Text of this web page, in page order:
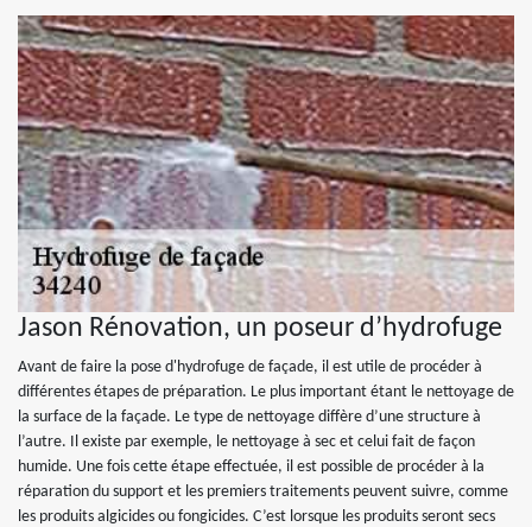
Jason Rénovation, un poseur d’hydrofuge
Avant de faire la pose d'hydrofuge de façade, il est utile de procéder à
différentes étapes de préparation. Le plus important étant le nettoyage de
la surface de la façade. Le type de nettoyage diffère d’une structure à
l’autre. Il existe par exemple, le nettoyage à sec et celui fait de façon
humide. Une fois cette étape effectuée, il est possible de procéder à la
réparation du support et les premiers traitements peuvent suivre, comme
les produits algicides ou fongicides. C’est lorsque les produits seront secs